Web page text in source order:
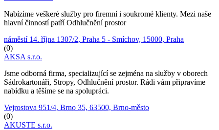
Nabízíme veškeré služby pro firemní i soukromé klienty. Mezi naše
hlavní činností patří Odhlučnění prostor
náměstí 14. října 1307/2, Praha 5 - Smíchov, 15000, Praha
(0)
AKSA s.r.o.
Jsme odborná firma, specializující se zejména na služby v oborech
Sádrokartonáři, Stropy, Odhlučnění prostor. Rádi vám připravíme
nabídku a těšíme se na spolupráci.
Vejrostova 951/4, Brno 35, 63500, Brno-město
(0)
AKUSTE s.r.o.